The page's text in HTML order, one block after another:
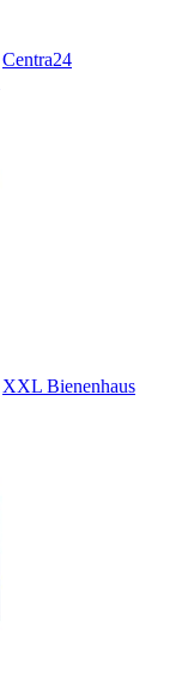
Centra24
XXL Bienenhaus